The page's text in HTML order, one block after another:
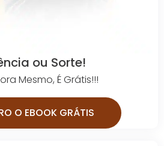
ou Sorte!
Mesmo, É Grátis!!!
O EBOOK GRÁTIS